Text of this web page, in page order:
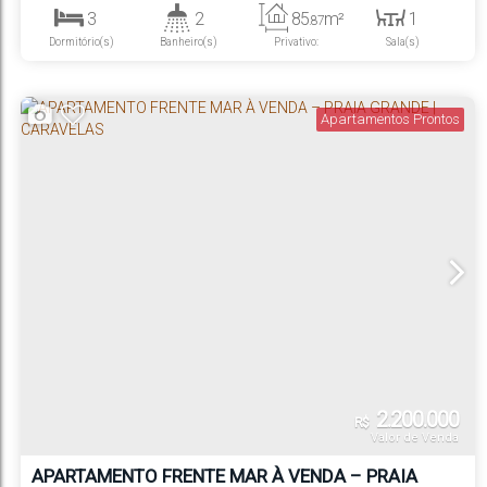
3
Dormitório(s)
2
Banheiro(s) Privativo:
85.87m² 1
Sala(s)
Apartamentos Prontos
R$ 2.200.000
Valor de Venda
APARTAMENTO FRENTE MAR À VENDA – PRAIA